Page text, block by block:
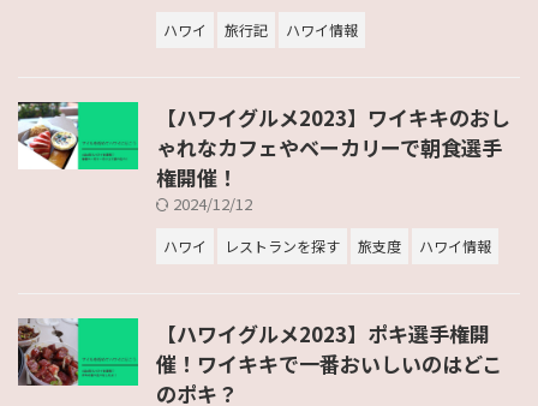
ハワイ 旅行記 ハワイ情報
【ハワイグルメ2023】ワイキキのおし
ゃれなカフェやベーカリーで朝食選手
権開催！
2024/12/12
ハワイ レストランを探す 旅支度 ハワイ情報
【ハワイグルメ2023】ポキ選手権開
催！ワイキキで一番おいしいのはどこ
のポキ？